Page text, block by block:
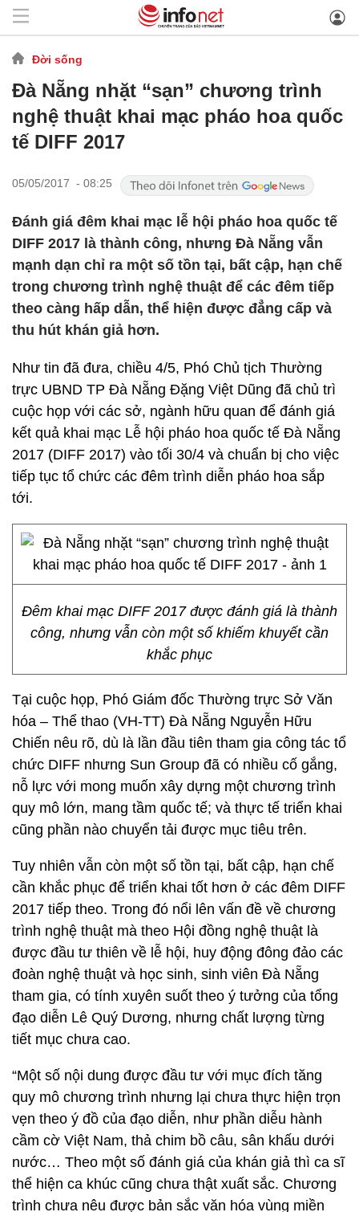
Đời sống
Đà Nẵng nhặt “sạn” chương trình
nghệ thuật khai mạc pháo hoa quốc
tế DIFF 2017
05/05/2017 - 08:25
Đánh giá đêm khai mạc lễ hội pháo hoa quốc tế
DIFF 2017 là thành công, nhưng Đà Nẵng vẫn
mạnh dạn chỉ ra một số tồn tại, bất cập, hạn chế
trong chương trình nghệ thuật để các đêm tiếp
theo càng hấp dẫn, thể hiện được đẳng cấp và
thu hút khán giả hơn.
Như tin đã đưa, chiều 4/5, Phó Chủ tịch Thường
trực UBND TP Đà Nẵng Đặng Việt Dũng đã chủ trì
cuộc họp với các sở, ngành hữu quan để đánh giá
kết quả khai mạc Lễ hội pháo hoa quốc tế Đà Nẵng
2017 (DIFF 2017) vào tối 30/4 và chuẩn bị cho việc
tiếp tục tổ chức các đêm trình diễn pháo hoa sắp
tới.
Đêm khai mạc DIFF 2017 được đánh giá là thành
công, nhưng vẫn còn một số khiếm khuyết cần
khắc phục
Tại cuộc họp, Phó Giám đốc Thường trực Sở Văn
hóa – Thể thao (VH-TT) Đà Nẵng Nguyễn Hữu
Chiến nêu rõ, dù là lần đầu tiên tham gia công tác tổ
chức DIFF nhưng Sun Group đã có nhiều cố gắng,
nỗ lực với mong muốn xây dựng một chương trình
quy mô lớn, mang tầm quốc tế; và thực tế triển khai
cũng phần nào chuyển tải được mục tiêu trên.
Tuy nhiên vẫn còn một số tồn tại, bất cập, hạn chế
cần khắc phục để triển khai tốt hơn ở các đêm DIFF
2017 tiếp theo. Trong đó nổi lên vấn đề về chương
trình nghệ thuật mà theo Hội đồng nghệ thuật là
được đầu tư thiên về lễ hội, huy động đông đảo các
đoàn nghệ thuật và học sinh, sinh viên Đà Nẵng
tham gia, có tính xuyên suốt theo ý tưởng của tổng
đạo diễn Lê Quý Dương, nhưng chất lượng từng
tiết mục chưa cao.
“Một số nội dung được đầu tư với mục đích tăng
quy mô chương trình nhưng lại chưa thực hiện trọn
vẹn theo ý đồ của đạo diễn, như phần diễu hành
cầm cờ Việt Nam, thả chim bồ câu, sân khấu dưới
nước… Theo một số đánh giá của khán giả thì ca sĩ
thể hiện ca khúc cũng chưa thật xuất sắc. Chương
trình chưa nêu được bản sắc văn hóa vùng miền